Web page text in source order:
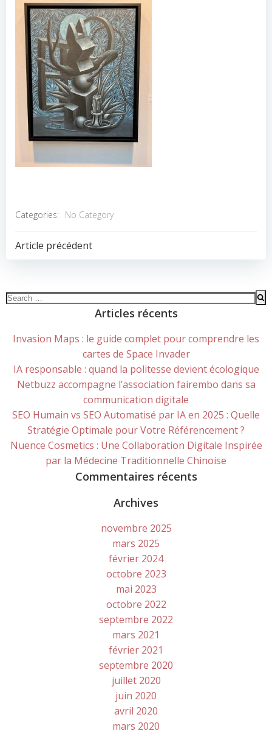
Categories: No Category
POST
Article précédent
Search
Articles récents
Invasion Maps : le guide complet pour comprendre les
cartes de Space Invader
IA responsable : quand la politesse devient écologique
Netbuzz accompagne l’association fairembo dans sa
communication digitale
SEO Humain vs SEO Automatisé par IA en 2025 : Quelle
Stratégie Optimale pour Votre Référencement ?
Nuence Cosmetics : Une Collaboration Digitale Inspirée
par la Médecine Traditionnelle Chinoise
Commentaires récents
Archives
novembre 2025
mars 2025
février 2024
octobre 2023
mai 2023
octobre 2022
septembre 2022
mars 2021
février 2021
septembre 2020
juillet 2020
juin 2020
avril 2020
mars 2020